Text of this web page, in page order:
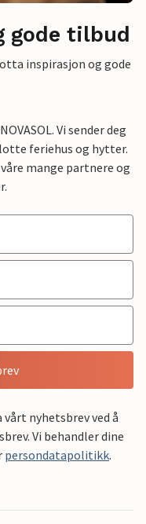
gode tilbud
inspirasjon og gode
Vi sender deg
feriehus og hytter.
mange partnere og
nyhetsbrev ved å
Vi behandler dine
persondatapolitikk.